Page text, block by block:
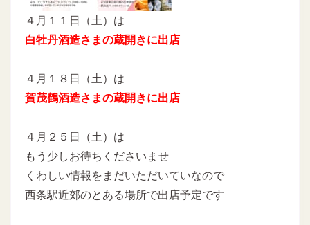
４月１１日（土）は
白牡丹酒造さまの蔵開きに出店
４月１８日（土）は
賀茂鶴酒造さまの蔵開きに出店
４月２５日（土）は
もう少しお待ちくださいませ
くわしい情報をまだいただいていなので
西条駅近郊のとある場所で出店予定です